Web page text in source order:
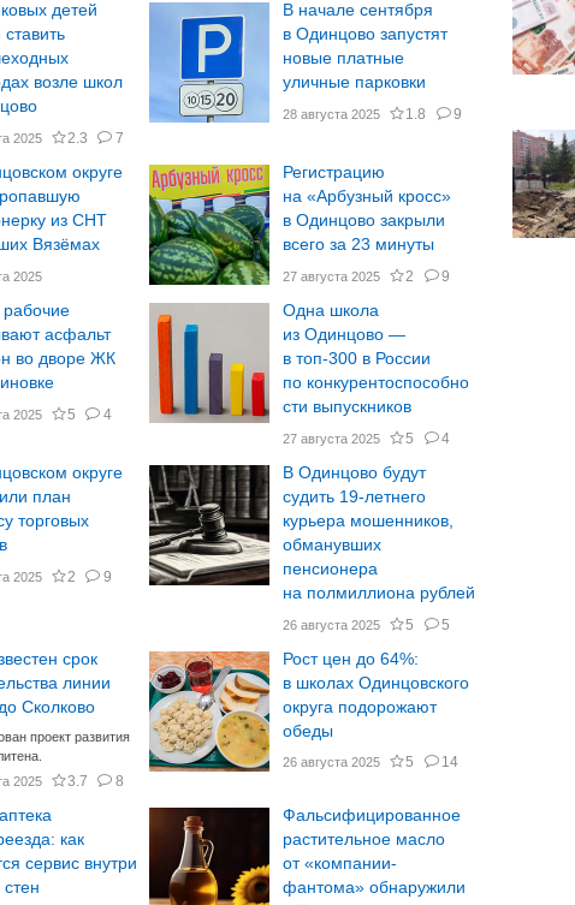
детей
возле школ
2025 2.3 7
В начале сентября
в Одинцово запустят
новые платные
уличные парковки
28 августа 2025 1.8 9
округе
из СНТ
Вязёмах
2025
Регистрацию
на «Арбузный кросс»
в Одинцово закрыли
всего за 23 минуты
27 августа 2025 2 9
асфальт
во дворе ЖК
2025 5 4
Одна школа
из Одинцово —
в топ-300 в России
по конкурентоспособно
сти выпускников
27 августа 2025 5 4
округе
план
торговых
2025 2 9
В Одинцово будут
судить 19-летнего
курьера мошенников,
обманувших
пенсионера
на полмиллиона рублей
26 августа 2025 5 5
срок
линии
Сколково
проект развития
2025
3.7 8
Рост цен до 64%:
в школах Одинцовского
округа подорожают
обеды
26 августа 2025 5 14
как
сервис внутри
Фальсифицированное
растительное масло
от «компании-
фантома» обнаружили